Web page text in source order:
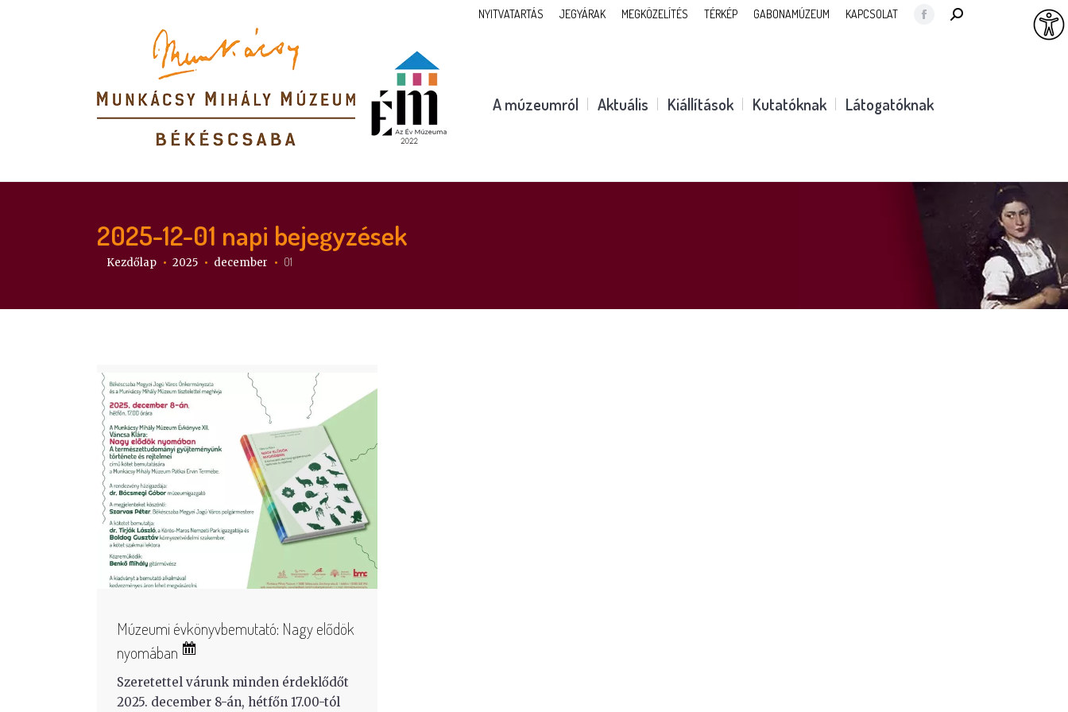
NYITVATARTÁS JEGYÁRAK MEGKÖZELÍTÉS TÉRKÉP GABONAMÚZEUM KAPCSOLAT
Facebook
new
SEARCH:
A múzeumról Aktuális Kiállítások Kutatóknak Látogatóknak
2025-12-01 napi bejegyzések
Itt vagy:
Kezdőlap 2025 december 01
Múzeumi évkönyvbemutató: Nagy elődök
nyomában
Szeretettel várunk minden érdeklődőt
2025. december 8-án, hétfőn 17.00-tól